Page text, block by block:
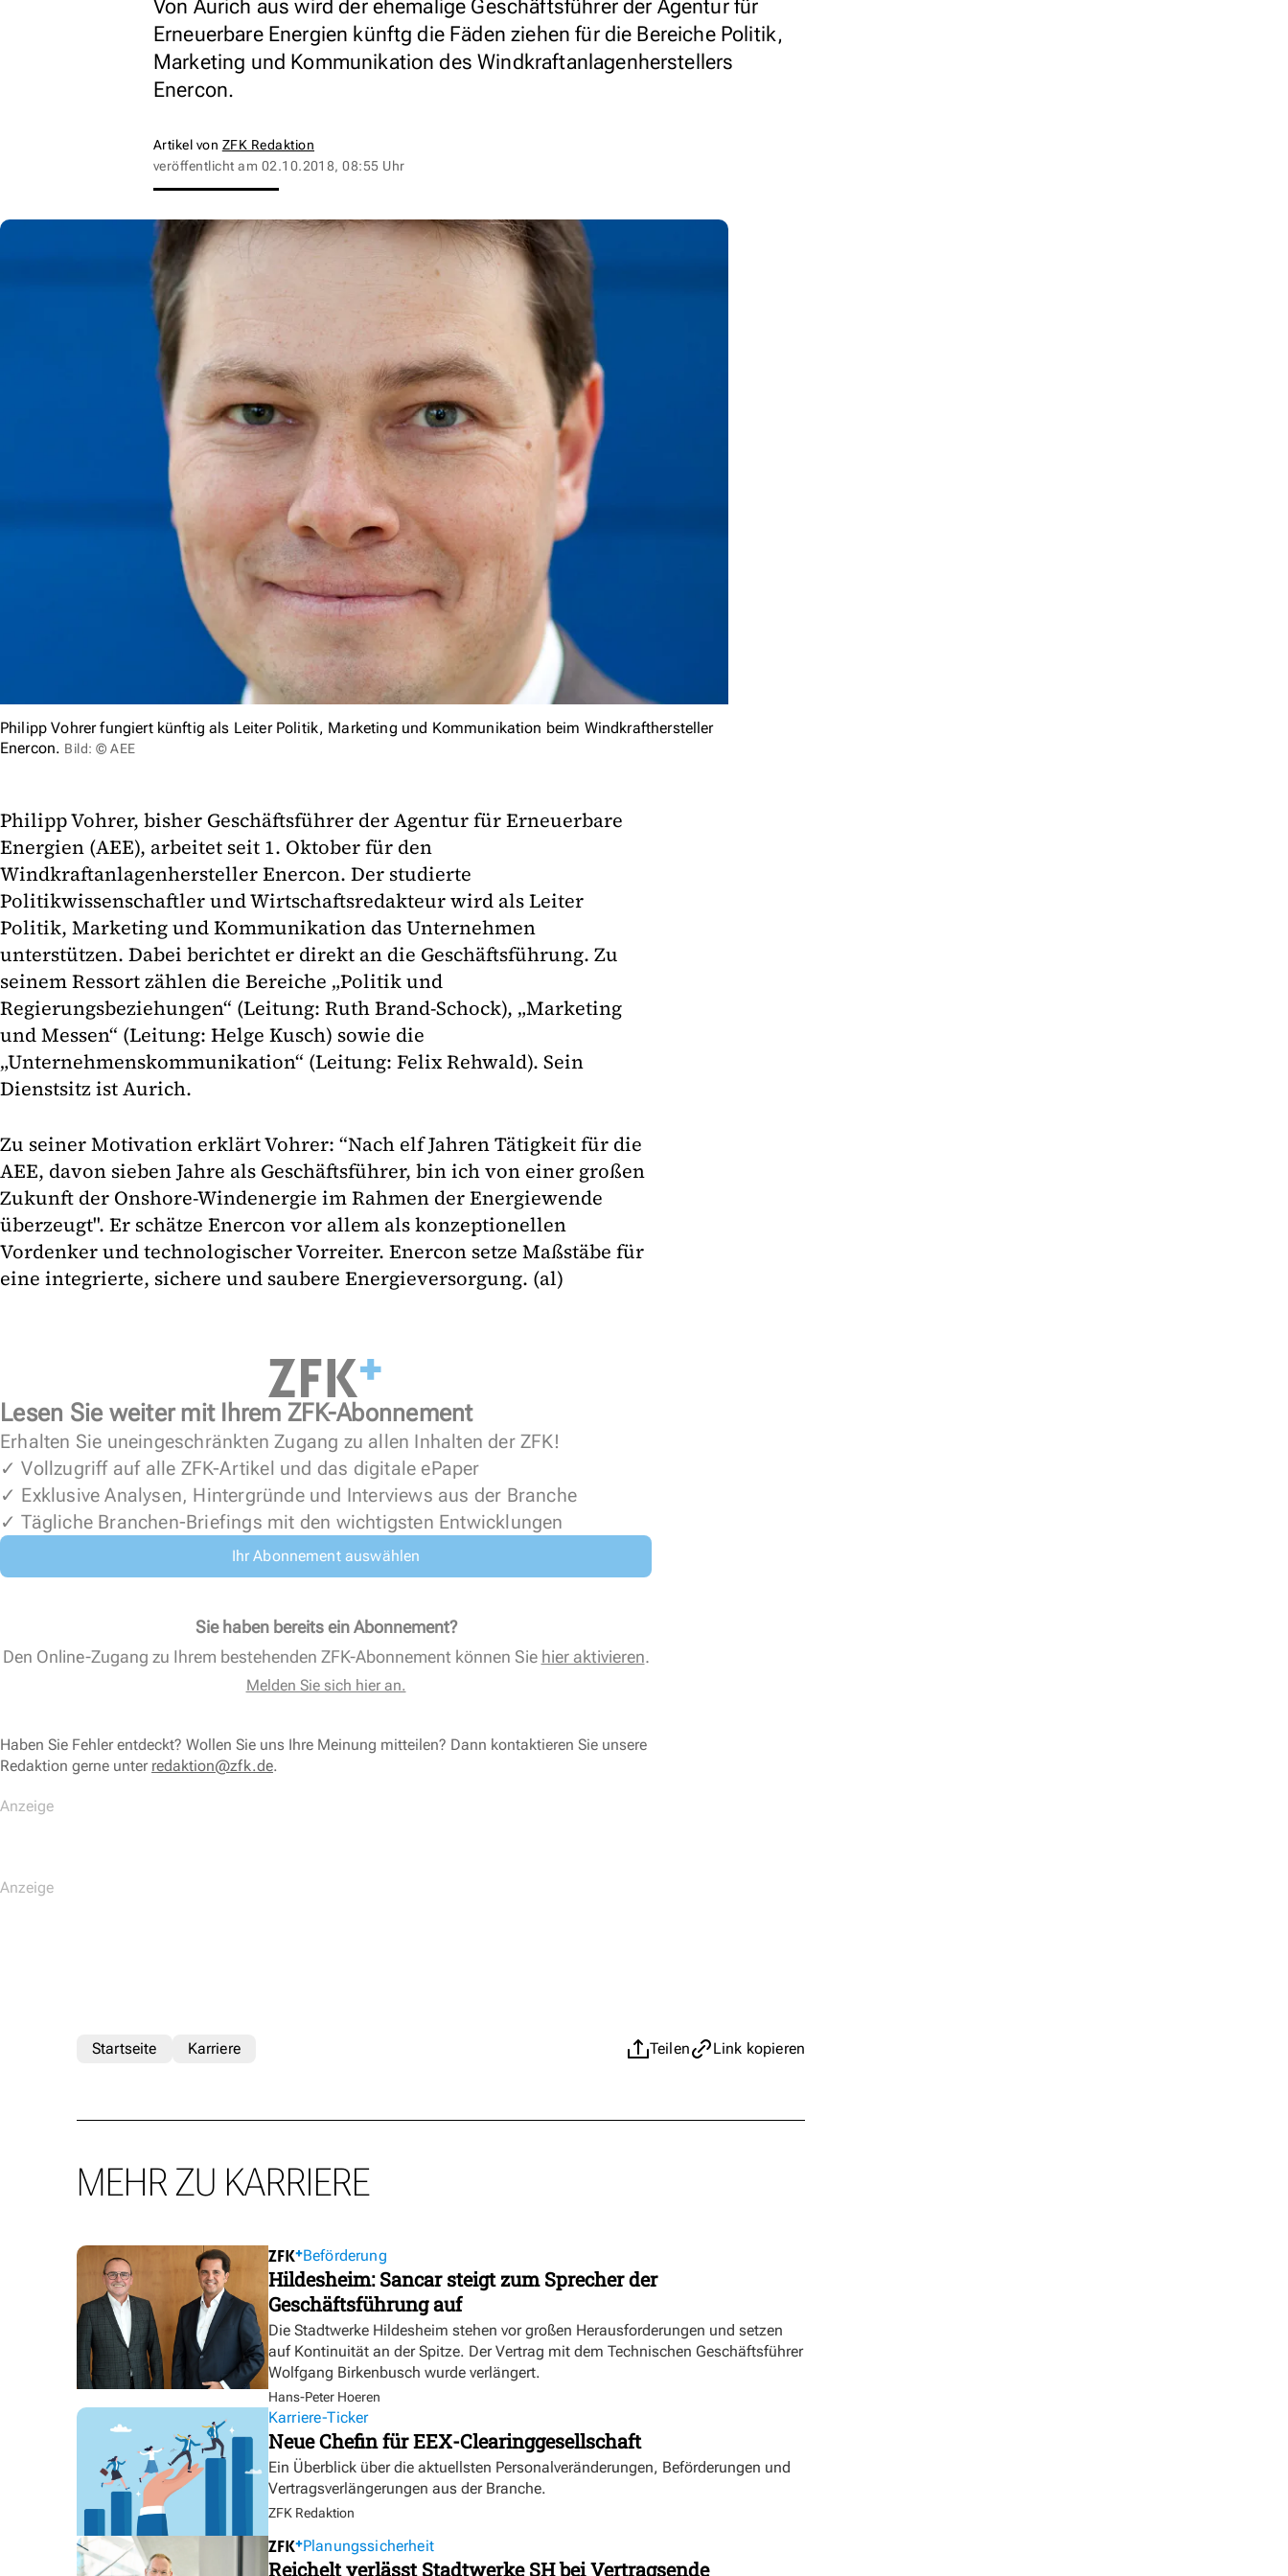
Von Aurich aus wird der ehemalige Geschäftsführer der Agentur für
Erneuerbare Energien künftg die Fäden ziehen für die Bereiche Politik,
Marketing und Kommunikation des Windkraftanlagenherstellers
Enercon.
Artikel von ZFK Redaktion
veröffentlicht am 02.10.2018, 08:55 Uhr
Philipp Vohrer fungiert künftig als Leiter Politik, Marketing und Kommunikation beim Windkrafthersteller
Enercon. Bild: © AEE
Philipp Vohrer, bisher Geschäftsführer der Agentur für Erneuerbare
Energien (AEE), arbeitet seit 1. Oktober für den
Windkraftanlagenhersteller Enercon. Der studierte
Politikwissenschaftler und Wirtschaftsredakteur wird als Leiter
Politik, Marketing und Kommunikation das Unternehmen
unterstützen. Dabei berichtet er direkt an die Geschäftsführung. Zu
seinem Ressort zählen die Bereiche „Politik und
Regierungsbeziehungen“ (Leitung: Ruth Brand-Schock), „Marketing
und Messen“ (Leitung: Helge Kusch) sowie die
„Unternehmenskommunikation“ (Leitung: Felix Rehwald). Sein
Dienstsitz ist Aurich.
Zu seiner Motivation erklärt Vohrer: “Nach elf Jahren Tätigkeit für die
AEE, davon sieben Jahre als Geschäftsführer, bin ich von einer großen
Zukunft der Onshore-Windenergie im Rahmen der Energiewende
überzeugt". Er schätze Enercon vor allem als konzeptionellen
Vordenker und technologischer Vorreiter. Enercon setze Maßstäbe für
eine integrierte, sichere und saubere Energieversorgung. (al)
Lesen Sie weiter mit Ihrem ZFK-Abonnement
Erhalten Sie uneingeschränkten Zugang zu allen Inhalten der ZFK!
✓ Vollzugriff auf alle ZFK-Artikel und das digitale ePaper
✓ Exklusive Analysen, Hintergründe und Interviews aus der Branche
✓ Tägliche Branchen-Briefings mit den wichtigsten Entwicklungen
Ihr Abonnement auswählen
Sie haben bereits ein Abonnement?
Den Online-Zugang zu Ihrem bestehenden ZFK-Abonnement können Sie hier aktivieren.
Melden Sie sich hier an.
Haben Sie Fehler entdeckt? Wollen Sie uns Ihre Meinung mitteilen? Dann kontaktieren Sie unsere
Redaktion gerne unter redaktion@zfk.de.
Teilen Link kopieren
Startseite Karriere
MEHR ZU KARRIERE
Beförderung
Hildesheim: Sancar steigt zum Sprecher der
Geschäftsführung auf
Die Stadtwerke Hildesheim stehen vor großen Herausforderungen und setzen
auf Kontinuität an der Spitze. Der Vertrag mit dem Technischen Geschäftsführer
Wolfgang Birkenbusch wurde verlängert.
Hans-Peter Hoeren
Karriere-Ticker
Neue Chefin für EEX-Clearinggesellschaft
Ein Überblick über die aktuellsten Personalveränderungen, Beförderungen und
Vertragsverlängerungen aus der Branche.
ZFK Redaktion
Planungssicherheit
Reichelt verlässt Stadtwerke SH bei Vertragsende